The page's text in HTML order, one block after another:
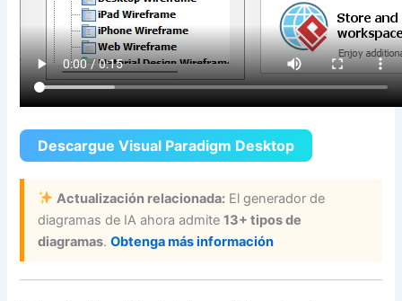
Descargue Visual Paradigm Desktop
Actualización relacionada: El generador de
diagramas de IA ahora admite13+ tipos de
diagramas.Obtenga más información